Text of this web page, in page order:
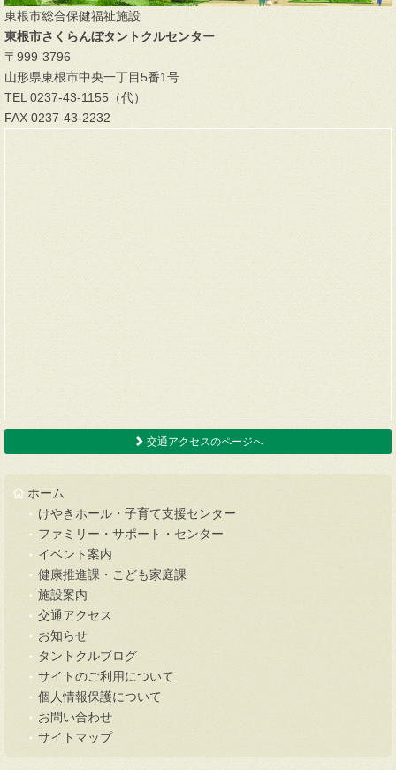
東根市総合保健福祉施設
東根市さくらんぼタントクルセンター
〒999-3796
山形県東根市中央一丁目5番1号
TEL 0237-43-1155（代）
FAX 0237-43-2232
交通アクセスのページへ
ホーム
けやきホール・子育て支援センター
ファミリー・サポート・センター
イベント案内
健康推進課・こども家庭課
施設案内
交通アクセス
お知らせ
タントクルブログ
サイトのご利用について
個人情報保護について
お問い合わせ
サイトマップ